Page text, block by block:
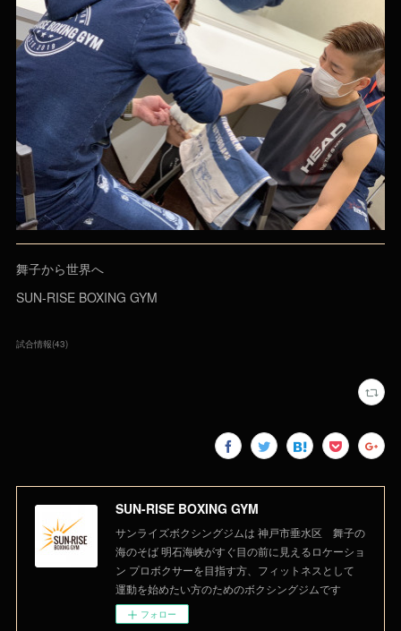
舞子から世界へ
SUN-RISE BOXING GYM
試合情報(43)
SUN-RISE BOXING GYM
サンライズボクシングジムは 神戸市垂水区 舞子の
海のそば 明石海峡がすぐ目の前に見えるロケーショ
ン プロボクサーを目指す方、フィットネスとして
運動を始めたい方のためのボクシングジムです
フォロー